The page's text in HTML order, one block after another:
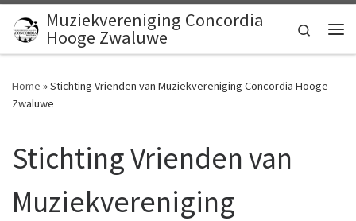
Ga naar inhoud
Muziekvereniging Concordia
Hooge Zwaluwe
Search
Home »Stichting Vrienden van Muziekvereniging Concordia Hooge
Zwaluwe
Stichting Vrienden van
Muziekvereniging